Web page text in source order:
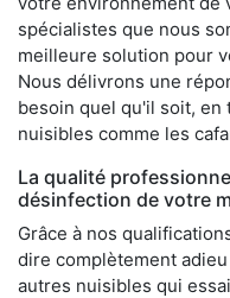
spécialistes que nous
meilleure solution pour
Nous délivrons une
besoin quel qu'il soit, en
nuisibles comme les
La qualité
désinfection de votre
Grâce à nos
dire complètement
autres nuisibles qui